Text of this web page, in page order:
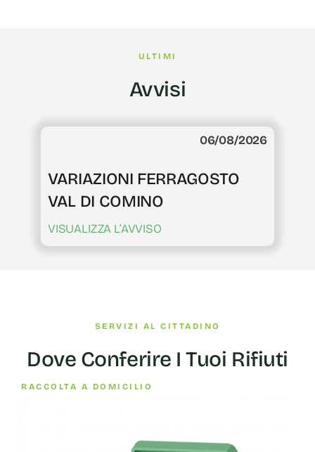
ULTIMI
Avvisi
06/08/2026
VARIAZIONI FERRAGOSTO
VAL DI COMINO
VISUALIZZA L’AVVISO
SERVIZI AL CITTADINO
Dove Conferire I Tuoi Rifiuti
RACCOLTA A DOMICILIO